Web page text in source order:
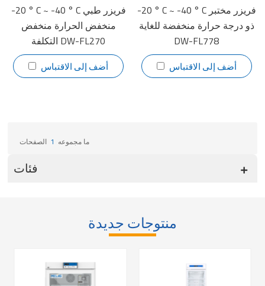
-20 ° C ~ -40 ° C فريزر طبي
منخفض الحرارة منخفض
التكلفة DW-FL270
أضف إلى الاقتباس
-20 ° C ~ -40 ° C فريزر مختبر
ذو درجة حرارة منخفضة للغاية
DW-FL778
أضف إلى الاقتباس
ما مجموعه 1 الصفحات
فئات
منتوجات جديدة